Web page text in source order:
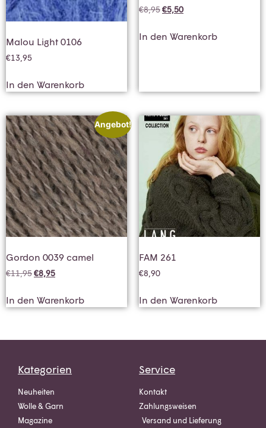
Malou Light 0106
€13,95
In den Warenkorb
€8,95€5,50
In den Warenkorb
Angebot!
Gordon 0039 camel
€11,95€8,95
In den Warenkorb
FAM 261
€8,90
In den Warenkorb
Kategorien
Neuheiten
Wolle & Garn
Magazine
Service
Kontakt
Zahlungsweisen
Versand und Lieferung